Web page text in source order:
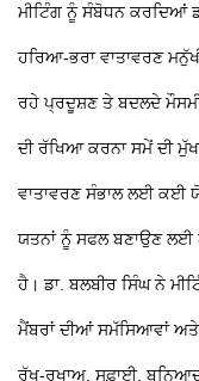
ਮੀਟਿੰਗ ਨੂੰ ਸੰਬੋਧਨ ਕਰਦਿਆਂ
ਹਰਿਆ-ਭਰਾ ਵਾਤਾਵਰਣ
ਰਹੇ ਪ੍ਰਦੂਸ਼ਣ ਤੇ ਬਦਲਦੇ
ਦੀ ਰੱਖਿਆ ਕਰਨਾ ਸਮੇਂ ਦੀ
ਵਾਤਾਵਰਣ ਸੰਭਾਲ ਲਈ ਕਈ
ਯਤਨਾਂ ਨੂੰ ਸਫਲ ਬਣਾਉਣ ਲਈ
ਹੈ। ਡਾ. ਬਲਬੀਰ ਸਿੰਘ ਨੇ
ਮੈਂਬਰਾਂ ਦੀਆਂ ਸਮੱਸਿਆਵਾਂ
ਰੱਖ-ਰਖਾਅ, ਸਫ਼ਾਈ,